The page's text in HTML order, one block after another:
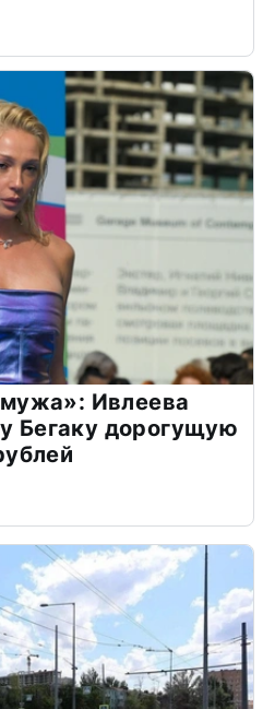
Ивлеева
Бегаку дорогущую